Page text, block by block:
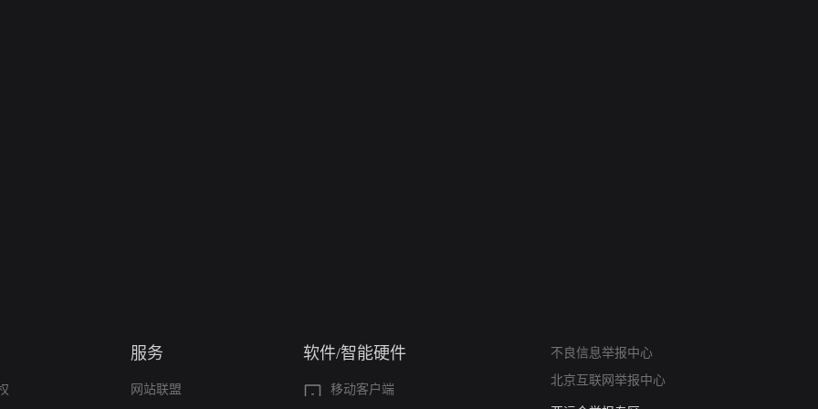
服务
网站联盟
软件/智能硬件
移动客户端
不良信息举报中心
北京互联网举报中心
算法推荐专项举报